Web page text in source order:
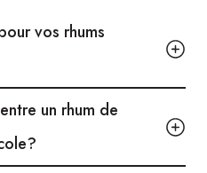
vos rhums
un rhum de